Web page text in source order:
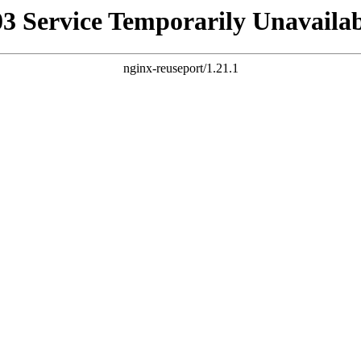
Service Temporarily
nginx-reuseport/1.21.1